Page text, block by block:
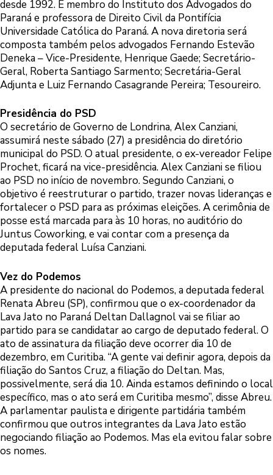
desde 1992. É membro do Instituto dos Advogados do
Paraná e professora de Direito Civil da Pontifícia
Universidade Católica do Paraná. A nova diretoria será
composta também pelos advogados Fernando Estevão
Deneka – Vice-Presidente, Henrique Gaede; Secretário-
Geral, Roberta Santiago Sarmento; Secretária-Geral
Adjunta e Luiz Fernando Casagrande Pereira; Tesoureiro.
Presidência do PSD
O secretário de Governo de Londrina, Alex Canziani,
assumirá neste sábado (27) a presidência do diretório
municipal do PSD. O atual presidente, o ex-vereador Felipe
Prochet, ficará na vice-presidência. Alex Canziani se filiou
ao PSD no início de novembro. Segundo Canziani, o
objetivo é reestruturar o partido, trazer novas lideranças e
fortalecer o PSD para as próximas eleições. A cerimônia de
posse está marcada para às 10 horas, no auditório do
Juntus Coworking, e vai contar com a presença da
deputada federal Luísa Canziani.
Vez do Podemos
A presidente do nacional do Podemos, a deputada federal
Renata Abreu (SP), confirmou que o ex-coordenador da
Lava Jato no Paraná Deltan Dallagnol vai se filiar ao
partido para se candidatar ao cargo de deputado federal. O
ato de assinatura da filiação deve ocorrer dia 10 de
dezembro, em Curitiba. “A gente vai definir agora, depois da
filiação do Santos Cruz, a filiação do Deltan. Mas,
possivelmente, será dia 10. Ainda estamos definindo o local
específico, mas o ato será em Curitiba mesmo”, disse Abreu.
A parlamentar paulista e dirigente partidária também
confirmou que outros integrantes da Lava Jato estão
negociando filiação ao Podemos. Mas ela evitou falar sobre
os nomes.